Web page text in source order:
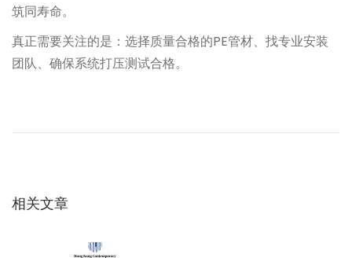
筑同寿命。
真正需要关注的是：选择质量合格的PE管材、找专业安装
团队、确保系统打压测试合格。
导
：
装
相关文章